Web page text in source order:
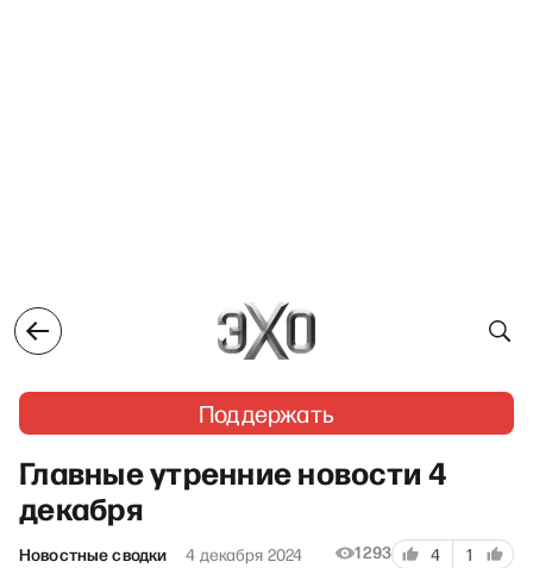
Поддержать
Главные утренние новости 4
декабря
Новостные сводки 4 декабря 2024 1293 4 1